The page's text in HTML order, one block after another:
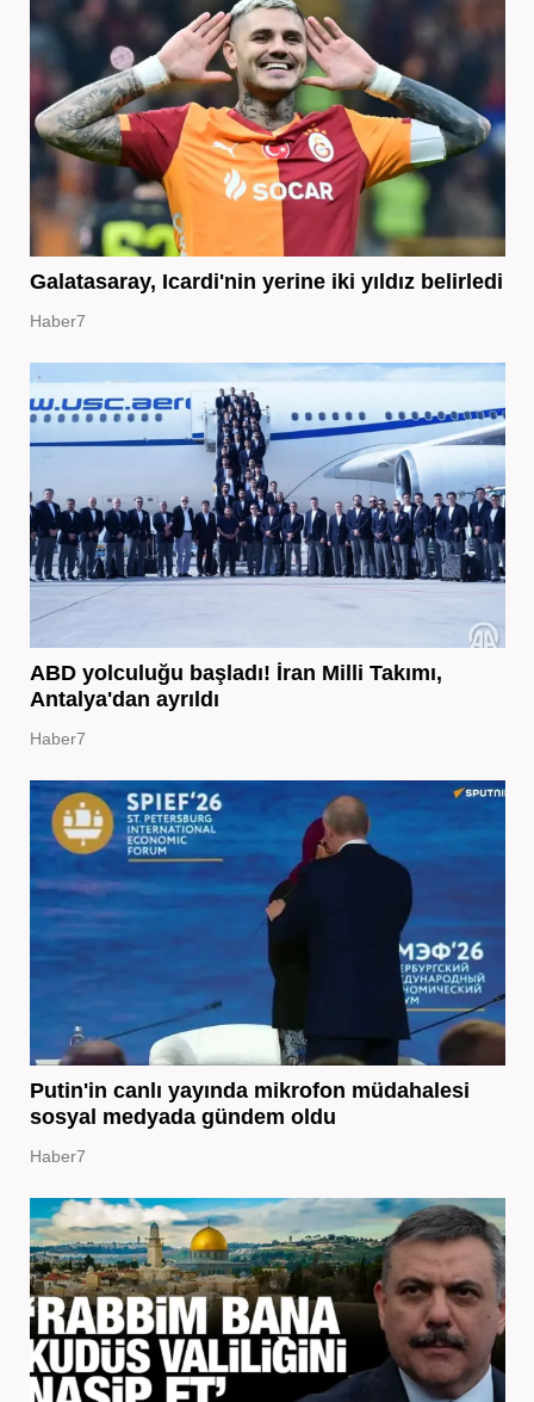
Galatasaray, Icardi'nin yerine iki yıldız belirledi
Haber7
ABD yolculuğu başladı! İran Milli Takımı,
Antalya'dan ayrıldı
Haber7
Putin'in canlı yayında mikrofon müdahalesi
sosyal medyada gündem oldu
Haber7